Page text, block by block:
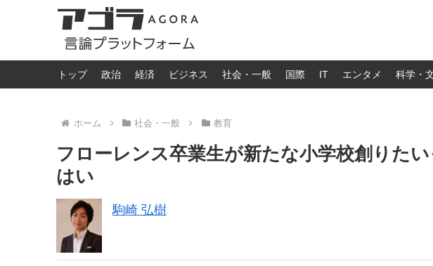
トップ 政治 経済 ビジネス 社会・一般 国際 IT エンタメ 科学・
ホーム 社会・一般 教育
フローレンス卒業生が新たな小学校創りた
はい
駒崎 弘樹